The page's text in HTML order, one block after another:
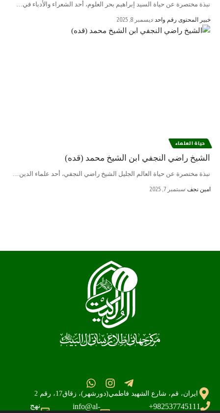
نبذة مختصرة عن حياة السيد إبراهيم بحر العلوم، أحد الشعراء والأُدباء في…
خبير المحتوى رقم واحد ديسمبر 8, 2025
حياة العلماء
الشيخ راضي النجفي ابن الشيخ محمد (قده)
نبذة مختصرة عن حياة العالم الجليل الشيخ راضي النجفي، أحد علماء الدين…
امین نجف سبتمبر 7, 2025
ايران، قم، شارع الشهيد فاطمي(دورشهر)، زقاق17، رقم 2
982537745111+
info@al- نهج